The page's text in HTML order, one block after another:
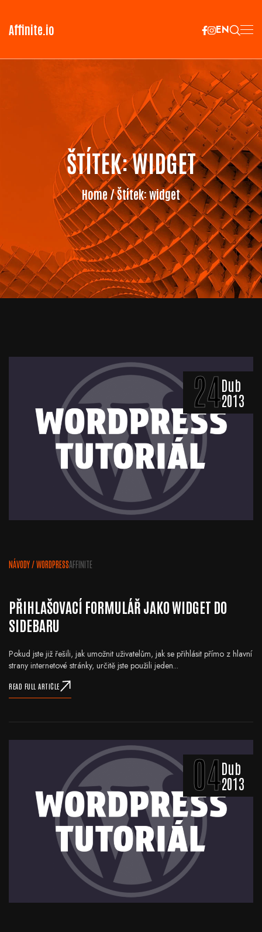
Affinite.io EN
ŠTÍTEK:WIDGET
Home/ Štítek:widget
24Dub
2013
NÁVODY /WORDPRESSAFFINITE
PŘIHLAŠOVACÍ FORMULÁŘ JAKO WIDGET DO
SIDEBARU
Pokud jste již řešili, jak umožnit uživatelům, jak se přihlásit přímo z hlavní
strany internetové stránky, určitě jste použili jeden...
READ FULL ARTICLE
04Dub
2013